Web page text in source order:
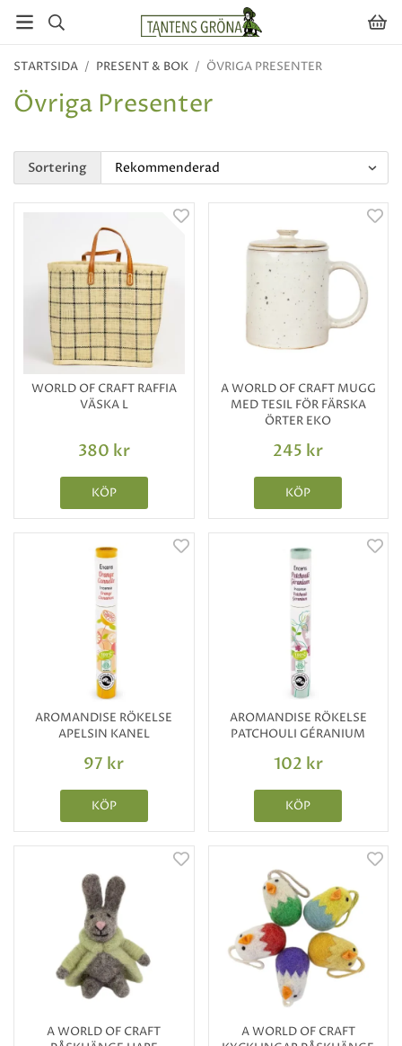
STARTSIDA / PRESENT & BOK / ÖVRIGA PRESENTER
Övriga Presenter
Sortering
WORLD OF CRAFT RAFFIA
VÄSKA L
380 kr
KÖP
A WORLD OF CRAFT MUGG
MED TESIL FÖR FÄRSKA
ÖRTER EKO
245 kr
KÖP
AROMANDISE RÖKELSE
APELSIN KANEL
97 kr
KÖP
AROMANDISE RÖKELSE
PATCHOULI GÉRANIUM
102 kr
KÖP
A WORLD OF CRAFT
A WORLD OF CRAFT